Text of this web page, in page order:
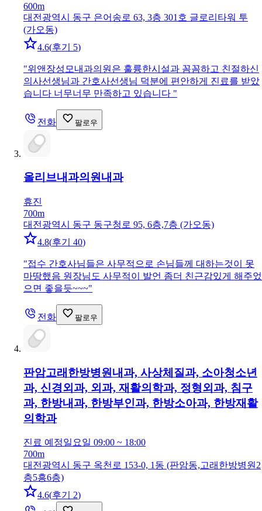
600m
대전광역시 동구 은어송로 63, 3층 301호 글로리타워 투
(가오동)
4.6(후기 5)
"위앤장성모내과의원은 훌륭한시설과 꼼꼼하고 친절하신
의사선생님과 간호사선생님 덕분에 편안하게 진료를 받았
습니다 너무너무 만족하고 있습니다 "
전화 팔로우
올리브내과의원내과
휴진
700m
대전광역시 동구 동구청로 95, 6층,7층 (가오동)
4.8(후기 40)
"접수 간호사님들은 사무적으로 손님들께 대하는것이 못
마땅했음 원장님도 사무적이 발언 좀더 친근감있게 해주었
으면 좋을듯~~~"
전화 팔로우
판암고래한방병원 내과, 사상체질과, 소아청소년
과, 신경외과, 외과, 재활의학과, 정형외과, 침구
과, 한방내과, 한방부인과, 한방소아과, 한방재활
의학과
진료 예정일요일 09:00 ~ 18:00
700m
대전광역시 동구 옥천로 153-0, 1동 (판암동,고래한방병원2
층5흥6층)
4.6(후기 2)